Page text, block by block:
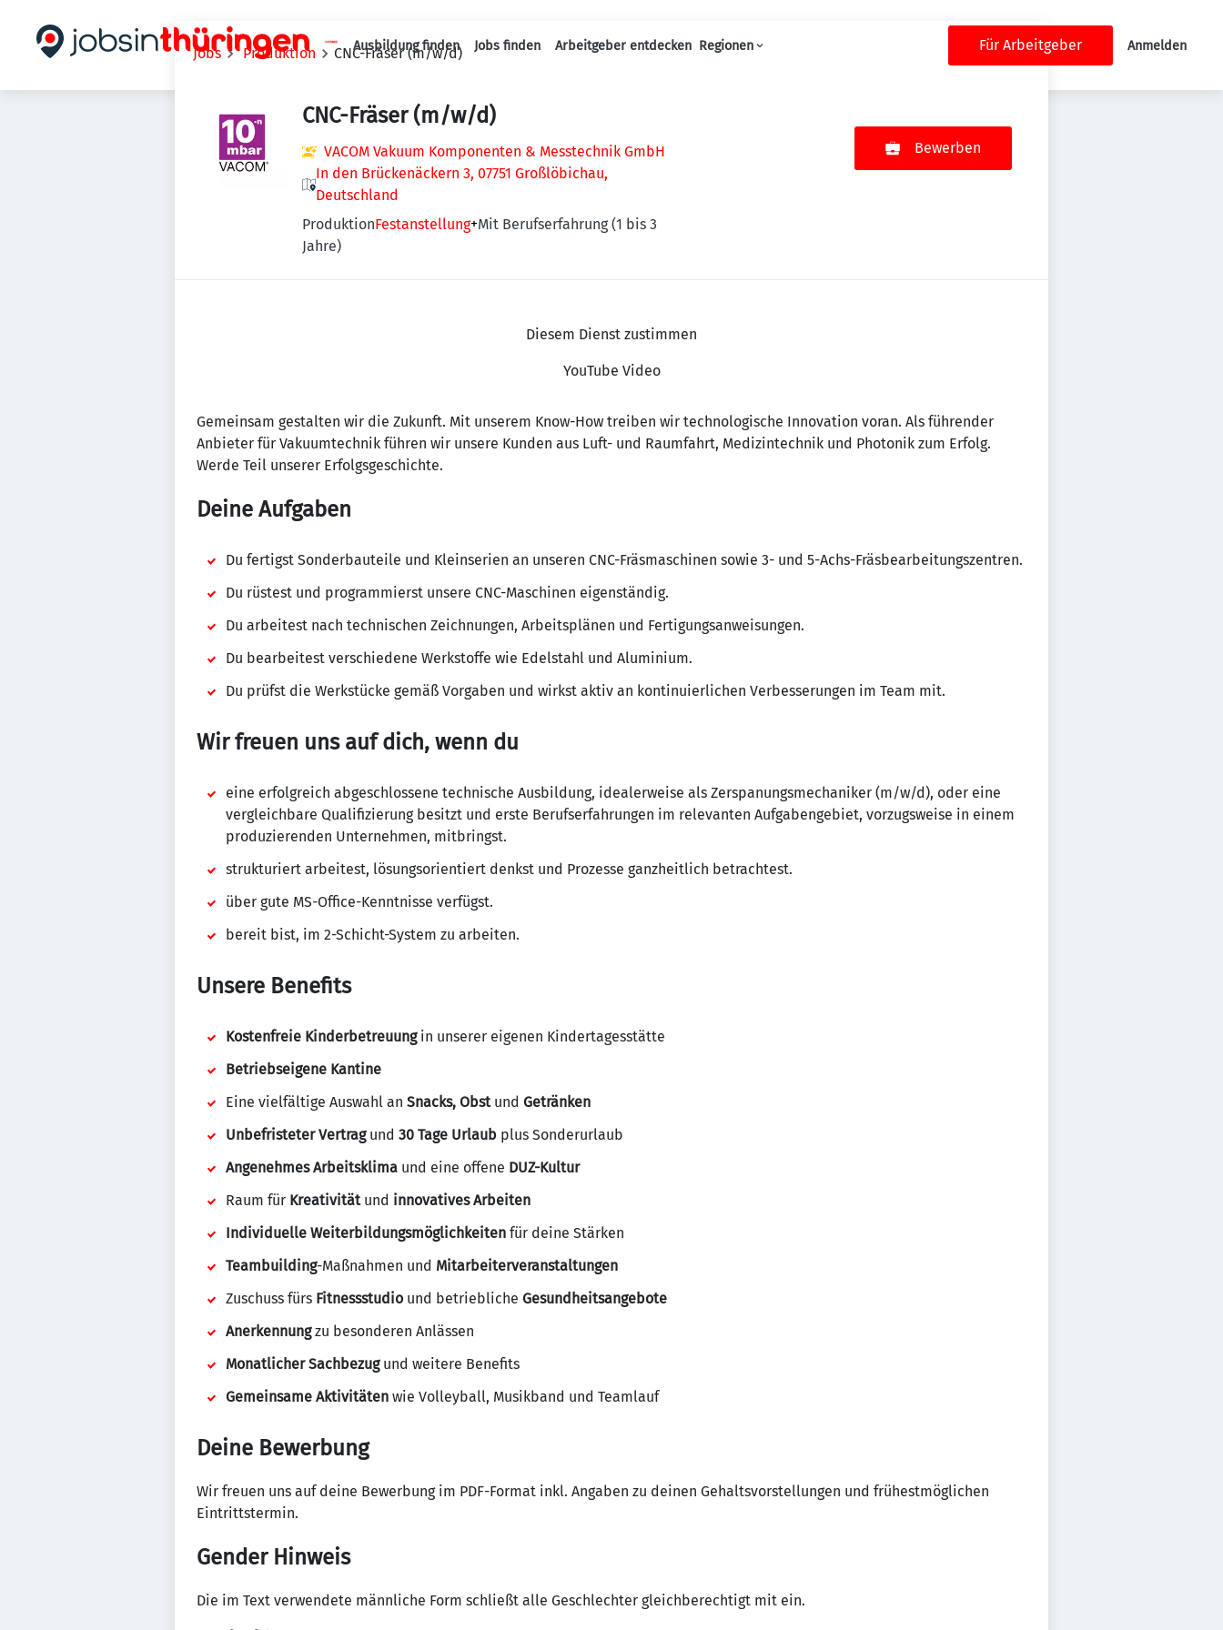
Haupt-Navigation
Ausbildung finden Jobs finden Arbeitgeber entdecken Regionen Für Arbeitgeber Anmelden
Jobs Produktion CNC-Fräser (m/w/d)
CNC-Fräser (m/w/d)
VACOM Vakuum Komponenten & Messtechnik GmbH
In den Brückenäckern 3, 07751 Großlöbichau,
Deutschland
ProduktionFestanstellung+Mit Berufserfahrung (1 bis 3
Jahre)
Bewerben
Diesem Dienst zustimmen
YouTube Video
Gemeinsam gestalten wir die Zukunft. Mit unserem Know-How treiben wir technologische Innovation voran. Als führender
Anbieter für Vakuumtechnik führen wir unsere Kunden aus Luft- und Raumfahrt, Medizintechnik und Photonik zum Erfolg.
Werde Teil unserer Erfolgsgeschichte.
Deine Aufgaben
Du fertigst Sonderbauteile und Kleinserien an unseren CNC-Fräsmaschinen sowie 3- und 5-Achs-Fräsbearbeitungszentren.
Du rüstest und programmierst unsere CNC-Maschinen eigenständig.
Du arbeitest nach technischen Zeichnungen, Arbeitsplänen und Fertigungsanweisungen.
Du bearbeitest verschiedene Werkstoffe wie Edelstahl und Aluminium.
Du prüfst die Werkstücke gemäß Vorgaben und wirkst aktiv an kontinuierlichen Verbesserungen im Team mit.
Wir freuen uns auf dich, wenn du
eine erfolgreich abgeschlossene technische Ausbildung, idealerweise als Zerspanungsmechaniker (m/w/d), oder eine
vergleichbare Qualifizierung besitzt und erste Berufserfahrungen im relevanten Aufgabengebiet, vorzugsweise in einem
produzierenden Unternehmen, mitbringst.
strukturiert arbeitest, lösungsorientiert denkst und Prozesse ganzheitlich betrachtest.
über gute MS-Office-Kenntnisse verfügst.
bereit bist, im 2-Schicht-System zu arbeiten.
Unsere Benefits
Kostenfreie Kinderbetreuung in unserer eigenen Kindertagesstätte
Betriebseigene Kantine
Eine vielfältige Auswahl an Snacks, Obst und Getränken
Unbefristeter Vertrag und 30 Tage Urlaub plus Sonderurlaub
Angenehmes Arbeitsklima und eine offene DUZ-Kultur
Raum für Kreativitätund innovatives Arbeiten
Individuelle Weiterbildungsmöglichkeiten für deine Stärken
Teambuilding-Maßnahmen und Mitarbeiterveranstaltungen
Zuschuss fürs Fitnessstudio und betriebliche Gesundheitsangebote
Anerkennungzu besonderen Anlässen
Monatlicher Sachbezugund weitere Benefits
Gemeinsame Aktivitäten wie Volleyball, Musikband und Teamlauf
Deine Bewerbung
Wir freuen uns auf deine Bewerbung im PDF-Format inkl. Angaben zu deinen Gehaltsvorstellungen und frühestmöglichen
Eintrittstermin.
Gender Hinweis
Die im Text verwendete männliche Form schließt alle Geschlechter gleichberechtigt mit ein.